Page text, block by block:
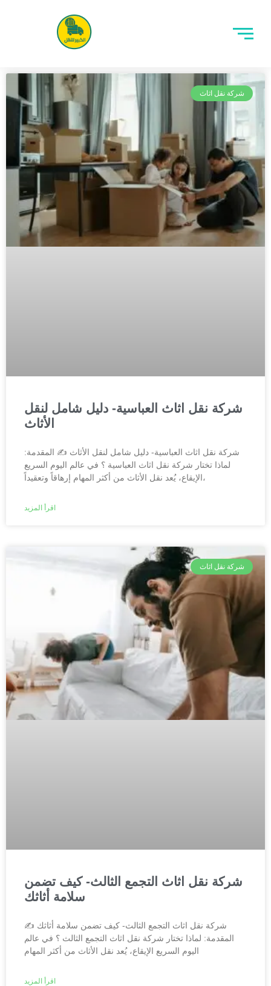
شركة نقل اثاث
شركة نقل اثاث العباسية- دليل شامل لنقل
الأثاث
شركة نقل اثاث العباسية- دليل شامل لنقل الأثاث ✍️ المقدمة:
لماذا تختار شركة نقل اثاث العباسية ؟ في عالم اليوم السريع
الإيقاع، يُعد نقل الأثاث من أكثر المهام إرهاقاً وتعقيداً،
اقرأ المزيد
شركة نقل اثاث
شركة نقل اثاث التجمع الثالث- كيف تضمن
سلامة أثاثك
شركة نقل اثاث التجمع الثالث- كيف تضمن سلامة أثاثك ✍️
المقدمة: لماذا تختار شركة نقل اثاث التجمع الثالث ؟ في عالم
اليوم السريع الإيقاع، يُعد نقل الأثاث من أكثر المهام
اقرأ المزيد